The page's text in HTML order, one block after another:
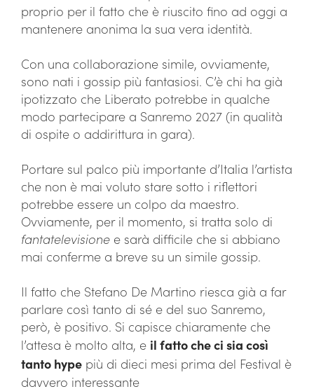
proprio per il fatto che è riuscito fino ad oggi a
mantenere anonima la sua vera identità.
Con una collaborazione simile, ovviamente,
sono nati i gossip più fantasiosi. C’è chi ha già
ipotizzato che Liberato potrebbe in qualche
modo partecipare a Sanremo 2027 (in qualità
di ospite o addirittura in gara).
Portare sul palco più importante d’Italia l’artista
che non è mai voluto stare sotto i riflettori
potrebbe essere un colpo da maestro.
Ovviamente, per il momento, si tratta solo di
fantatelevisione e sarà difficile che si abbiano
mai conferme a breve su un simile gossip.
Il fatto che Stefano De Martino riesca già a far
parlare così tanto di sé e del suo Sanremo,
però, è positivo. Si capisce chiaramente che
l’attesa è molto alta, e il fatto che ci sia così
tanto hype più di dieci mesi prima del Festival è
davvero interessante